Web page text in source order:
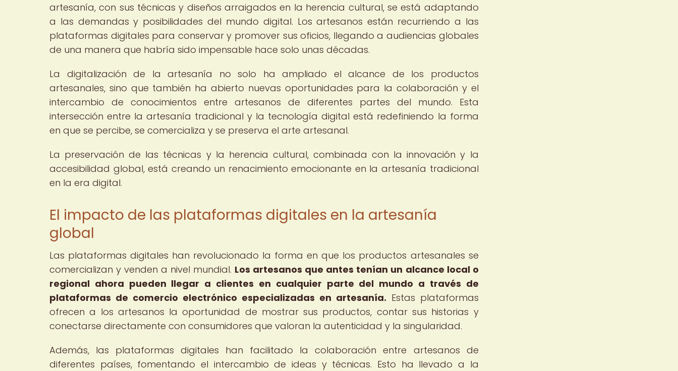
artesanía, con sus técnicas y diseños arraigados en la herencia cultural, se está adaptando
a las demandas y posibilidades del mundo digital. Los artesanos están recurriendo a las
plataformas digitales para conservar y promover sus oficios, llegando a audiencias globales
de una manera que habría sido impensable hace solo unas décadas.
La digitalización de la artesanía no solo ha ampliado el alcance de los productos
artesanales, sino que también ha abierto nuevas oportunidades para la colaboración y el
intercambio de conocimientos entre artesanos de diferentes partes del mundo. Esta
intersección entre la artesanía tradicional y la tecnología digital está redefiniendo la forma
en que se percibe, se comercializa y se preserva el arte artesanal.
La preservación de las técnicas y la herencia cultural, combinada con la innovación y la
accesibilidad global, está creando un renacimiento emocionante en la artesanía tradicional
en la era digital.
El impacto de las plataformas digitales en la artesanía
global
Las plataformas digitales han revolucionado la forma en que los productos artesanales se
comercializan y venden a nivel mundial. Los artesanos que antes tenían un alcance local o
regional ahora pueden llegar a clientes en cualquier parte del mundo a través de
plataformas de comercio electrónico especializadas en artesanía. Estas plataformas
ofrecen a los artesanos la oportunidad de mostrar sus productos, contar sus historias y
conectarse directamente con consumidores que valoran la autenticidad y la singularidad.
Además, las plataformas digitales han facilitado la colaboración entre artesanos de
diferentes países, fomentando el intercambio de ideas y técnicas. Esto ha llevado a la